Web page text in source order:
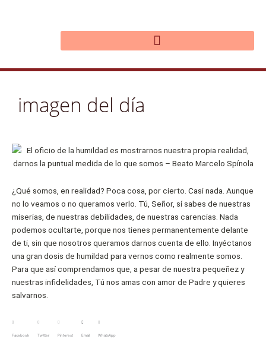
imagen del día
¿Qué somos, en realidad? Poca cosa, por cierto. Casi nada. Aunque
no lo veamos o no queramos verlo. Tú, Señor, sí sabes de nuestras
miserias, de nuestras debilidades, de nuestras carencias. Nada
podemos ocultarte, porque nos tienes permanentemente delante
de ti, sin que nosotros queramos darnos cuenta de ello. Inyéctanos
una gran dosis de humildad para vernos como realmente somos.
Para que así comprendamos que, a pesar de nuestra pequeñez y
nuestras infidelidades, Tú nos amas con amor de Padre y quieres
salvarnos.
Facebook Twitter Pinterest Email WhatsApp